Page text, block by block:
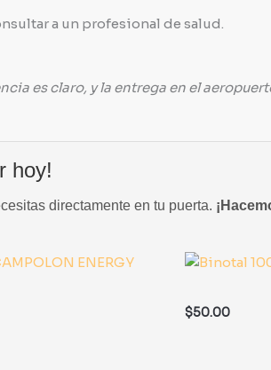
a un profesional de salud.
es claro, y la entrega en el
hoy!
directamente en tu puerta.
$50.00